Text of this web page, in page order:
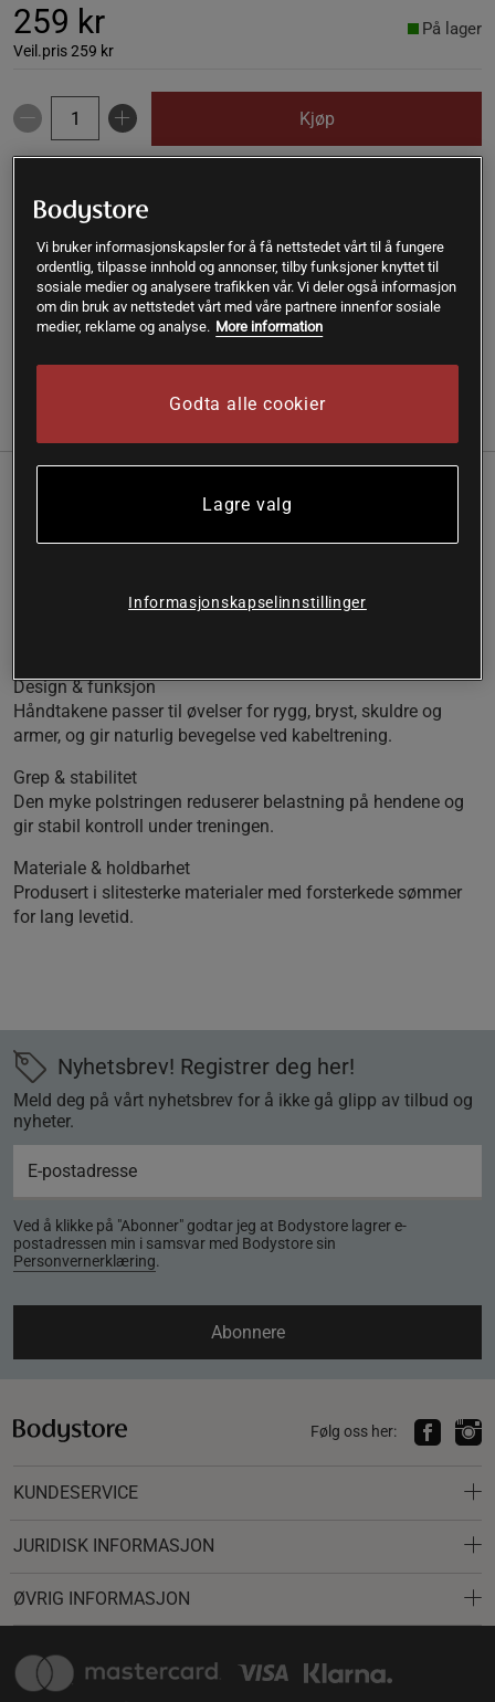
259 kr
Veil.pris259 kr
På lager
Kjøp
SKU #400-600021| EAN5701000431768
Få et stabilt grep i kabeløvelser med Star Gear Cable Grip
Pair.
Et allsidig sett håndtak for kabelmaskiner som gir
Slitesterke stropper og metallringer
Design & funksjon
Håndtakene passer til øvelser for rygg, bryst, skuldre og
armer, og gir naturlig bevegelse ved kabeltrening.
Grep & stabilitet
Den myke polstringen reduserer belastning på hendene og
gir stabil kontroll under treningen.
Materiale & holdbarhet
Produsert i slitesterke materialer med forsterkede sømmer
for lang levetid.
Nyhetsbrev! Registrer deg her!
Meld deg på vårt nyhetsbrev for å ikke gå glipp av tilbud og
nyheter.
Ved å klikke på "Abonner" godtar jeg at Bodystore lagrer e-
postadressen min i samsvar med Bodystore sin
Personvernerklæring.
Abonnere
Følg oss her:
KUNDESERVICE
JURIDISK INFORMASJON
ØVRIG INFORMASJON
Vi bruker informasjonskapsler for å få nettstedet vårt til å fungere
ordentlig, tilpasse innhold og annonser, tilby funksjoner knyttet til
sosiale medier og analysere trafikken vår. Vi deler også informasjon
om din bruk av nettstedet vårt med våre partnere innenfor sosiale
medier, reklame og analyse. More information
Godta alle cookier
Lagre valg
Informasjonskapselinnstillinger